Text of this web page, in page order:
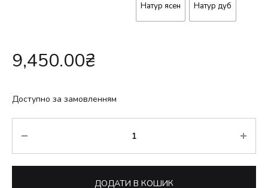
Натур ясен Натур дуб
9,450.00₴
Доступно за замовленням
ДОДАТИ В КОШИК